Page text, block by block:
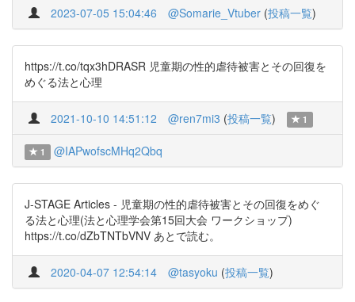
2023-07-05 15:04:46 @Somarie_Vtuber (投稿一覧)
https://t.co/tqx3hDRASR 児童期の性的虐待被害とその回復を
めぐる法と心理
2021-10-10 14:51:12 @ren7mi3 (投稿一覧) 1
1 @IAPwofscMHq2Qbq
J-STAGE Articles - 児童期の性的虐待被害とその回復をめぐ
る法と心理(法と心理学会第15回大会 ワークショップ)
https://t.co/dZbTNTbVNV あとで読む。
2020-04-07 12:54:14 @tasyoku (投稿一覧)